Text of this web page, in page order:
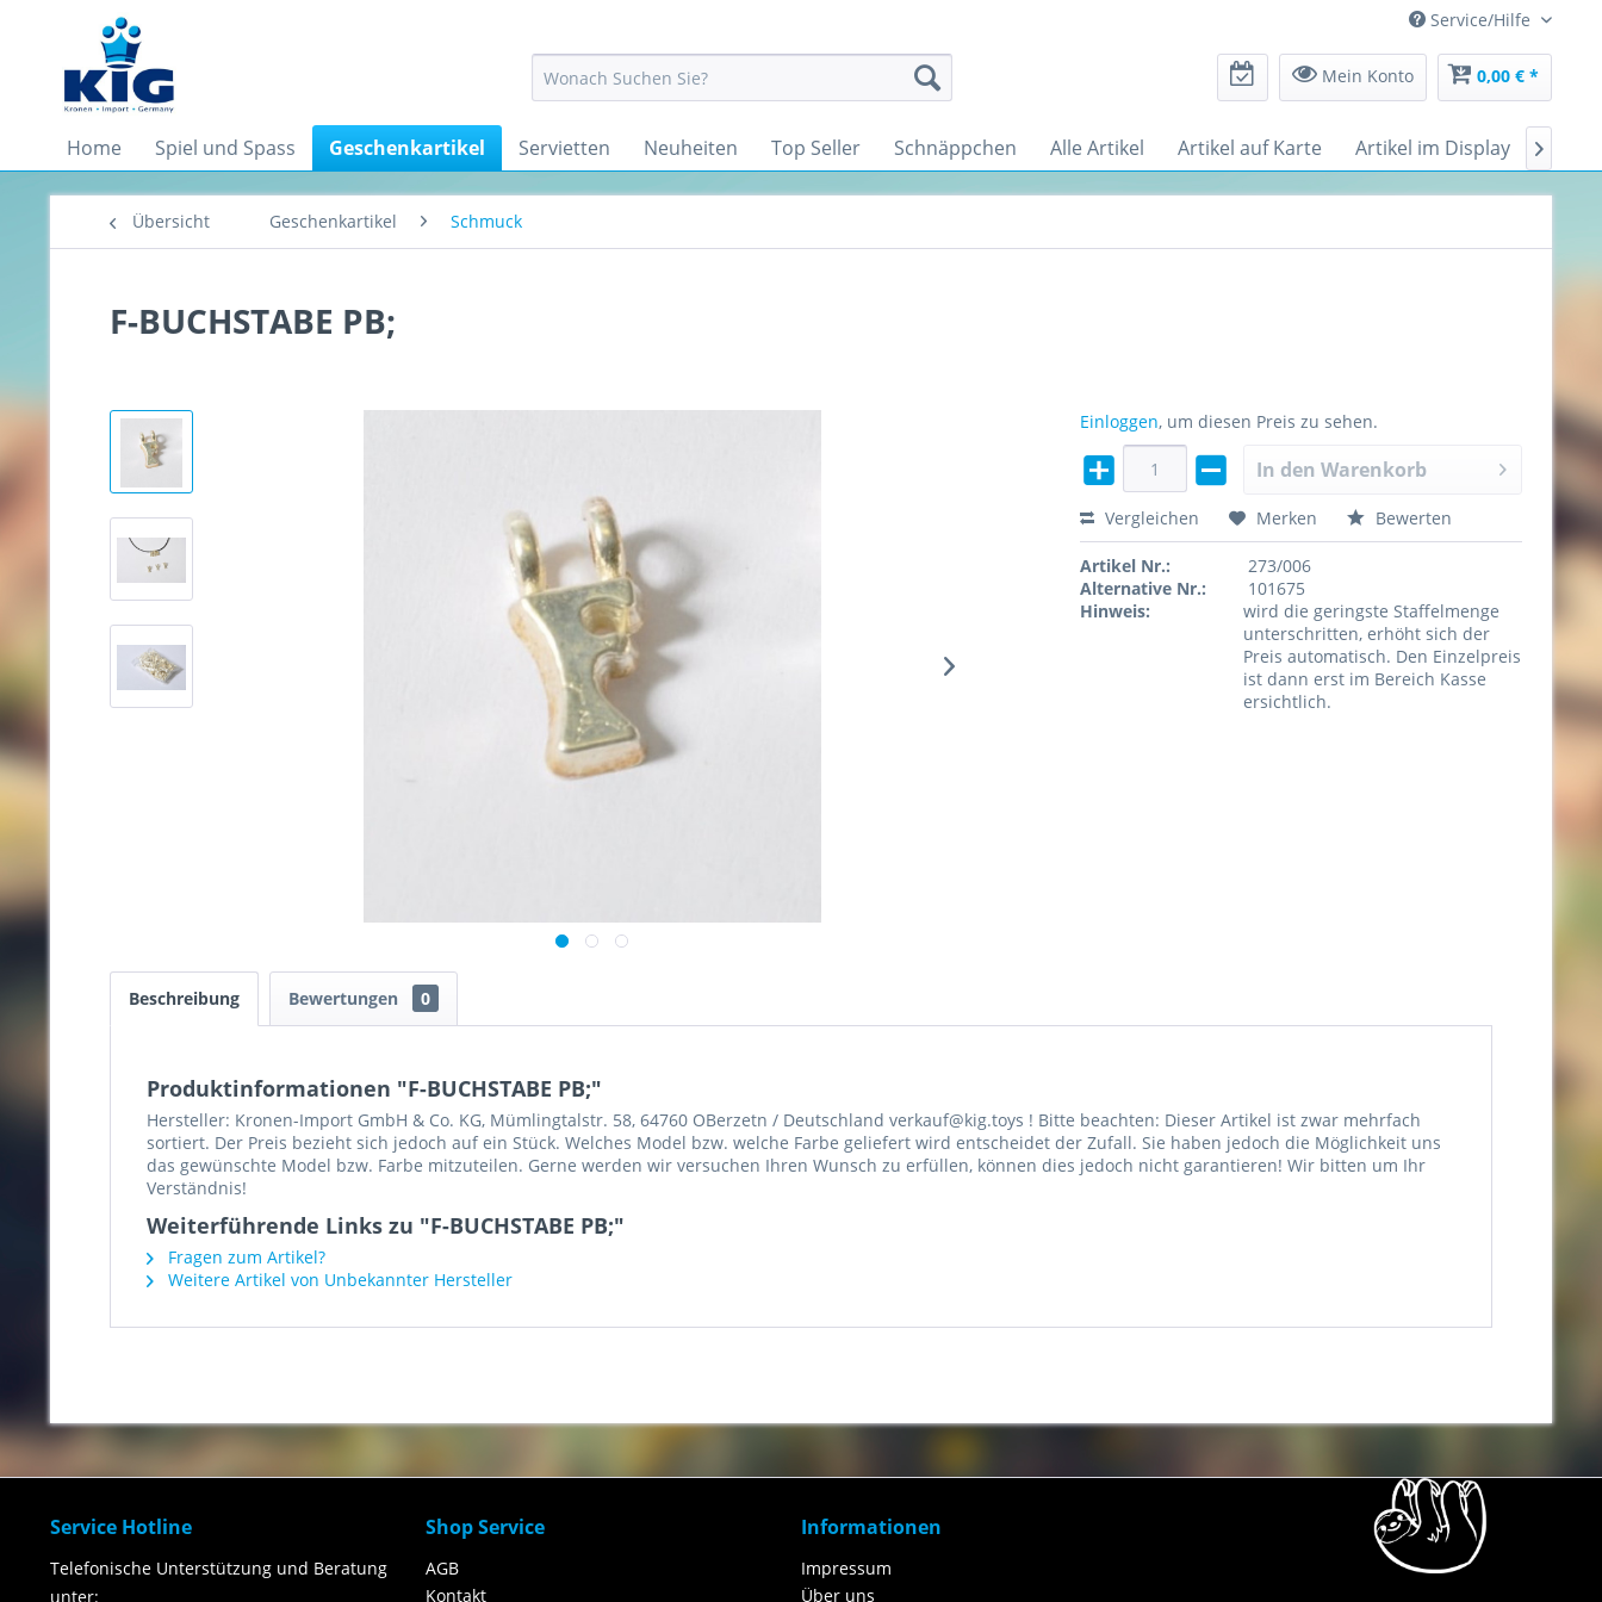
Service/Hilfe
Mein Konto 0,00 € *
Home Spiel und Spass Geschenkartikel Servietten Neuheiten Top Seller Schnäppchen Alle Artikel Artikel auf Karte Artikel im Display 
Übersicht Geschenkartikel Schmuck
F-BUCHSTABE PB;
Einloggen, um diesen Preis zu sehen.
In den Warenkorb
Vergleichen Merken Bewerten
Artikel Nr.:
273/006
Alternative Nr.:
101675
Hinweis:
wird die geringste Staffelmenge
unterschritten, erhöht sich der
Preis automatisch. Den Einzelpreis
ist dann erst im Bereich Kasse
ersichtlich.
Beschreibung Bewertungen 0
Produktinformationen "F-BUCHSTABE PB;"
Hersteller: Kronen-Import GmbH & Co. KG, Mümlingtalstr. 58, 64760 OBerzetn / Deutschland verkauf@kig.toys ! Bitte beachten: Dieser Artikel ist zwar mehrfach
sortiert. Der Preis bezieht sich jedoch auf ein Stück. Welches Model bzw. welche Farbe geliefert wird entscheidet der Zufall. Sie haben jedoch die Möglichkeit uns
das gewünschte Model bzw. Farbe mitzuteilen. Gerne werden wir versuchen Ihren Wunsch zu erfüllen, können dies jedoch nicht garantieren! Wir bitten um Ihr
Verständnis!
Weiterführende Links zu "F-BUCHSTABE PB;"
Fragen zum Artikel?
Weitere Artikel von Unbekannter Hersteller
Service Hotline
Telefonische Unterstützung und Beratung
unter:
Shop Service
AGB
Kontakt
Informationen
Impressum
Über uns